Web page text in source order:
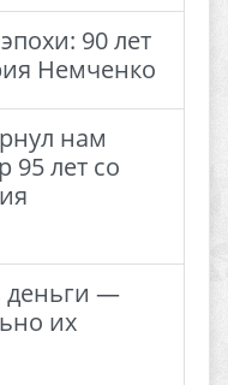
90 лет
Немченко
нам
95 лет со
деньги —
их